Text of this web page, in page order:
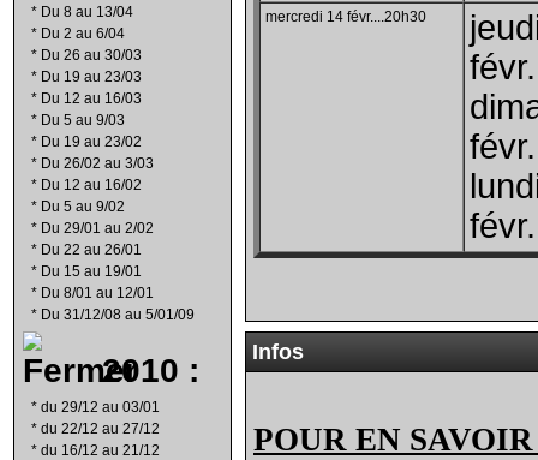
* Du 8 au 13/04
* Du 2 au 6/04
* Du 26 au 30/03
* Du 19 au 23/03
* Du 12 au 16/03
* Du 5 au 9/03
* Du 19 au 23/02
* Du 26/02 au 3/03
* Du 12 au 16/02
* Du 5 au 9/02
* Du 29/01 au 2/02
* Du 22 au 26/01
* Du 15 au 19/01
* Du 8/01 au 12/01
* Du 31/12/08 au 5/01/09
2010 :
* du 29/12 au 03/01
* du 22/12 au 27/12
* du 16/12 au 21/12
mercredi 14 févr....20h30
Infos
POUR EN